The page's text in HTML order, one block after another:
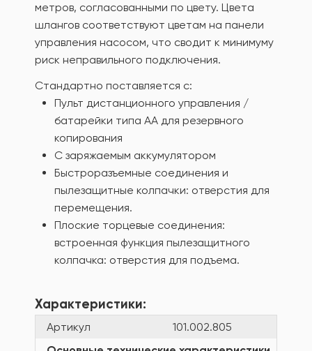
метров, согласованными по цвету. Цвета
шлангов соответствуют цветам на панели
управления насосом, что сводит к минимуму
риск неправильного подключения.
Стандартно поставляется с:
Пульт дистанционного управления /
батарейки типа АА для резервного
копирования
С заряжаемым аккумулятором
Быстроразъемные соединения и
пылезащитные колпачки: отверстия для
перемещения.
Плоские торцевые соединения:
встроенная функция пылезащитного
колпачка: отверстия для подъема.
Характеристики:
Артикул
101.002.805